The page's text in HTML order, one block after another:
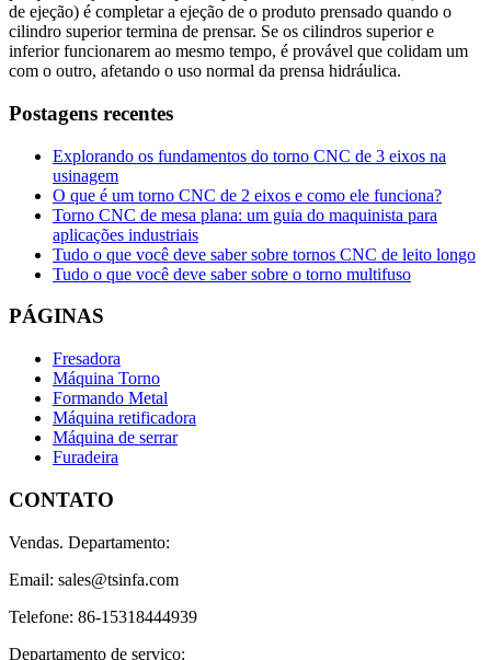
de ejeção) é completar a ejeção de o produto prensado quando o
cilindro superior termina de prensar. Se os cilindros superior e
inferior funcionarem ao mesmo tempo, é provável que colidam um
com o outro, afetando o uso normal da prensa hidráulica.
Postagens recentes
Explorando os fundamentos do torno CNC de 3 eixos na
usinagem
O que é um torno CNC de 2 eixos e como ele funciona?
Torno CNC de mesa plana: um guia do maquinista para
aplicações industriais
Tudo o que você deve saber sobre tornos CNC de leito longo
Tudo o que você deve saber sobre o torno multifuso
PÁGINAS
Fresadora
Máquina Torno
Formando Metal
Máquina retificadora
Máquina de serrar
Furadeira
CONTATO
Vendas. Departamento:
Email: sales@tsinfa.com
Telefone: 86-15318444939
Departamento de serviço: